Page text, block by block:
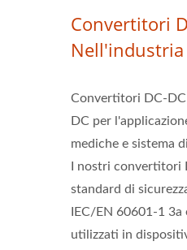
Convertitori
Nell'industria
Convertitori DC-
DC per
mediche e sistema
I nostri convertitori
standard di
IEC/EN 60601-1
utilizzati in